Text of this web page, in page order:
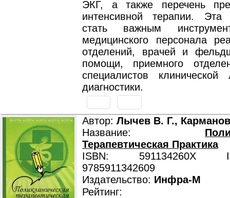
ЭКГ, а также перечень
интенсивной терапии. Эта
стать важным
медицинского персонала
отделений, врачей и
помощи, приемного
специалистов клинической
диагностики.
Автор: Лычев В. Г.,
Название:
Терапевтическая Практика
ISBN: 591134260X
9785911342609
Издательство: Инфра-М
Рейтинг: